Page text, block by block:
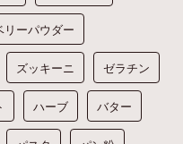
リーパウダー
ズッキーニ ゼラチン
ハーブ バター